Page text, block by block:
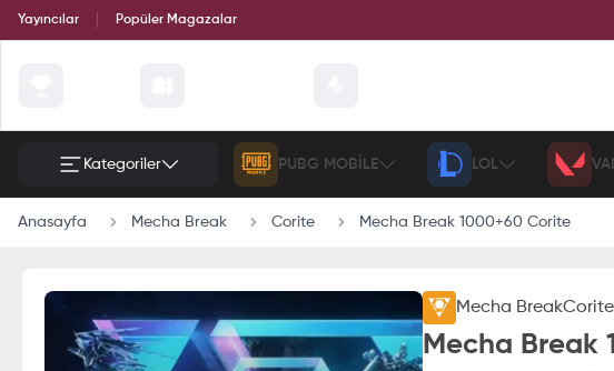
Yayıncılar Popüler Magazalar
Kategoriler PUBG MOBILE LOL
Anasayfa Mecha Break Corite Mecha Break 1000+60 Corite
Mecha BreakCorite
Mecha Break